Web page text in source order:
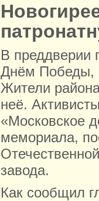
В преддверии
Днём Победы,
Жители
неё.
«Московское
мемориала,
завода.
Как сообщил